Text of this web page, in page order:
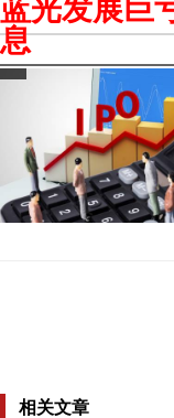
蓝光发展巨
息
相关文章